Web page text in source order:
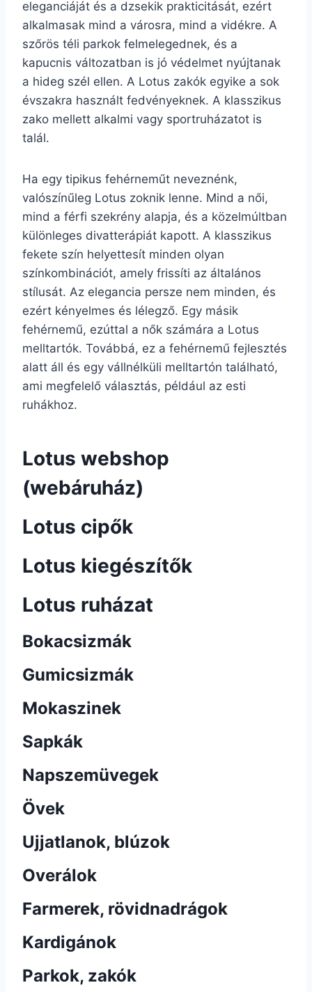
eleganciáját és a dzsekik prakticitását, ezért
alkalmasak mind a városra, mind a vidékre. A
szőrös téli parkok felmelegednek, és a
kapucnis változatban is jó védelmet nyújtanak
a hideg szél ellen. A Lotus zakók egyike a sok
évszakra használt fedvényeknek. A klasszikus
zako mellett alkalmi vagy sportruházatot is
talál.
Ha egy tipikus fehérneműt neveznénk,
valószínűleg Lotus zoknik lenne. Mind a női,
mind a férfi szekrény alapja, és a közelmúltban
különleges divatterápiát kapott. A klasszikus
fekete szín helyettesít minden olyan
színkombinációt, amely frissíti az általános
stílusát. Az elegancia persze nem minden, és
ezért kényelmes és lélegző. Egy másik
fehérnemű, ezúttal a nők számára a Lotus
melltartók. Továbbá, ez a fehérnemű fejlesztés
alatt áll és egy vállnélküli melltartón található,
ami megfelelő választás, például az esti
ruhákhoz.
Lotus webshop
(webáruház)
Lotus cipők
Lotus kiegészítők
Lotus ruházat
Bokacsizmák
Gumicsizmák
Mokaszinek
Sapkák
Napszemüvegek
Övek
Ujjatlanok, blúzok
Overálok
Farmerek, rövidnadrágok
Kardigánok
Parkok, zakók